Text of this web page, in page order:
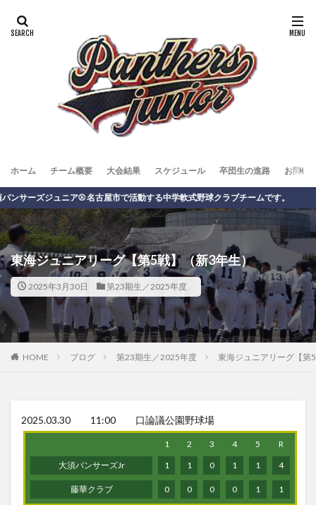
ホーム チーム概要 大会結果 スケジュール 卒団生の進路 お問い
ジュニア⚾️ 名古屋市で活動する中学軟式野球クラブチームです。
東海ジュニアリーグ【第5戦】（新3年生）
2025年3月30日 第23期生／2025年度
HOME ブログ 第23期生／2025年度 東海ジュニアリーグ【第
2025.03.30 11:00 口論議公園野球場
1 2 3 4 5
R
大須パンサーズJr
1 1 0 1 1 4
藤華クラブ 0 0 0 0 1 1